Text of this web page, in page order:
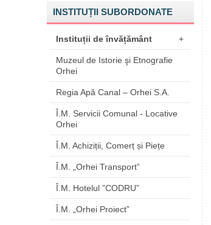
INSTITUȚII SUBORDONATE
Instituții de învățământ +
Muzeul de Istorie şi Etnografie
Orhei
Regia Apă Canal – Orhei S.A.
Î.M. Servicii Comunal - Locative
Orhei
Î.M. Achiziții, Comerț și Piețe
Î.M. „Orhei Transport”
Î.M. Hotelul ”CODRU”
Î.M. „Orhei Proiect”